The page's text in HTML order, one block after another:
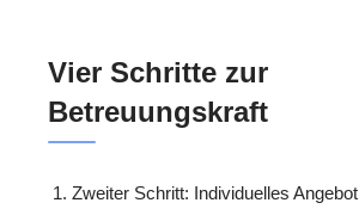
Vier Schritte zur
Betreuungskraft
Zweiter Schritt: Individuelles Angebot